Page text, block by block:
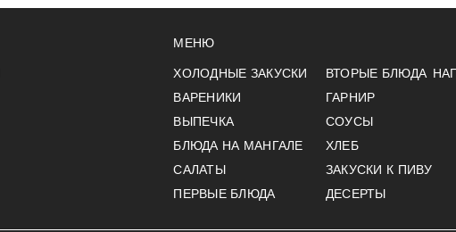
МЕНЮ
ХОЛОДНЫЕ ЗАКУСКИ
ВАРЕНИКИ
ВЫПЕЧКА
БЛЮДА НА МАНГАЛЕ
САЛАТЫ
ПЕРВЫЕ БЛЮДА
ВТОРЫЕ БЛЮДА
ГАРНИР
СОУСЫ
ХЛЕБ
ЗАКУСКИ К ПИВУ
ДЕСЕРТЫ